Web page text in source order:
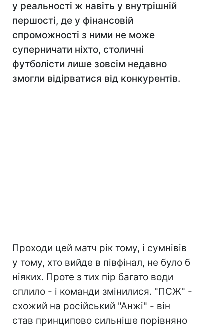
у реальності ж навіть у внутрішній
першості, де у фінансовій
спроможності з ними не може
суперничати ніхто, столичні
футболісти лише зовсім недавно
змогли відірватися від конкурентів.
Проходи цей матч рік тому, і сумнівів
у тому, хто вийде в півфінал, не було б
ніяких. Проте з тих пір багато води
сплило - і команди змінилися. "ПСЖ" -
схожий на російський "Анжі" - він
став принципово сильніше порівняно